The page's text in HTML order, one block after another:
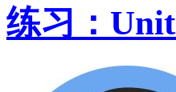
练习：